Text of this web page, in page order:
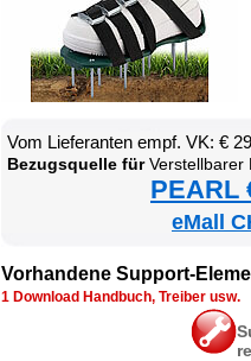
Vom Lie­fe­ran­ten empf. VK: €
Be­zugs­quel­le fürVer­stell­ba­rer
PEARL
eMall
Vor­han­de­ne Sup­port-
1 Down­load Hand­buch, Trei­ber usw.